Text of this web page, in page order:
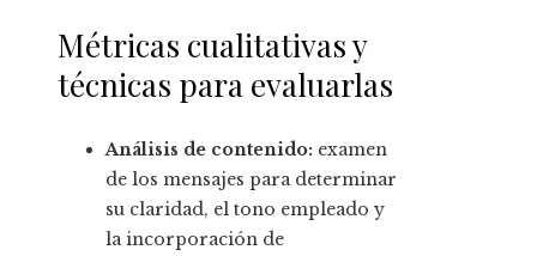
Métricas cualitativas y
técnicas para evaluarlas
Análisis de contenido: examen
de los mensajes para determinar
su claridad, el tono empleado y
la incorporación de